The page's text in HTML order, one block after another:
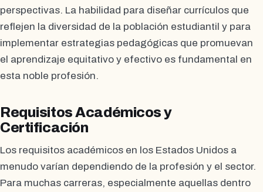
perspectivas. La habilidad para diseñar currículos que
reflejen la diversidad de la población estudiantil y para
implementar estrategias pedagógicas que promuevan
el aprendizaje equitativo y efectivo es fundamental en
esta noble profesión.
Requisitos Académicos y
Certificación
Los requisitos académicos en los Estados Unidos a
menudo varían dependiendo de la profesión y el sector.
Para muchas carreras, especialmente aquellas dentro